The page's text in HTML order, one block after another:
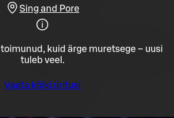
Sing and Pore
kuid ärge muretsege – uusi
tuleb veel.
Vaata kõiki üritusi